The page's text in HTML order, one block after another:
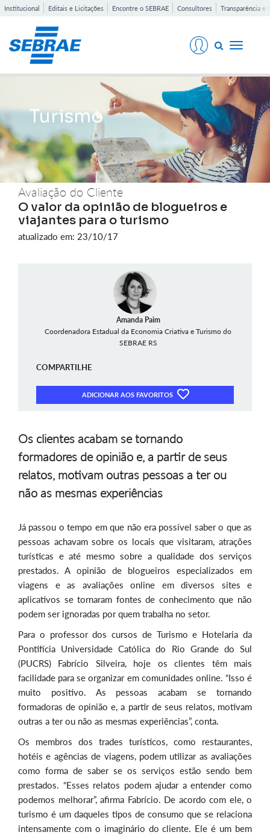
Institucional Editais e Licitações Encontre o SEBRAE Consultores Transparência e
Toggle
Turismo
Avaliação do Cliente
O valor da opinião de blogueiros e
viajantes para o turismo
atualizado em: 23/10/17
Amanda Paim
Coordenadora Estadual da Economia Criativa e Turismo do
SEBRAE RS
COMPARTILHE
ADICIONAR AOS FAVORITOS
Os clientes acabam se tornando
formadores de opinião e, a partir de seus
relatos, motivam outras pessoas a ter ou
não as mesmas experiências
Já passou o tempo em que não era possível saber o que as
pessoas achavam sobre os locais que visitaram, atrações
turísticas e até mesmo sobre a qualidade dos serviços
prestados. A opinião de blogueiros especializados em
viagens e as avaliações online em diversos sites e
aplicativos se tornaram fontes de conhecimento que não
podem ser ignoradas por quem trabalha no setor.
Para o professor dos cursos de Turismo e Hotelaria da
Pontifícia Universidade Católica do Rio Grande do Sul
(PUCRS) Fabrício Silveira, hoje os clientes têm mais
facilidade para se organizar em comunidades online. “Isso é
muito positivo. As pessoas acabam se tornando
formadoras de opinião e, a partir de seus relatos, motivam
outras a ter ou não as mesmas experiências”, conta.
Os membros dos trades turísticos, como restaurantes,
hotéis e agências de viagens, podem utilizar as avaliações
como forma de saber se os serviços estão sendo bem
prestados. “Esses relatos podem ajudar a entender como
podemos melhorar”, afirma Fabrício. De acordo com ele, o
turismo é um daqueles tipos de consumo que se relaciona
intensamente com o imaginário do cliente. Ele é um bem